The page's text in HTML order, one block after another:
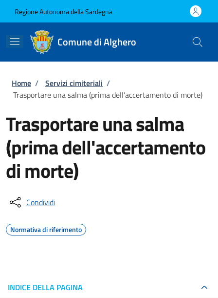
Regione Autonoma della Sardegna
Comune di Alghero
Briciole di pane
Home / Servizi cimiteriali /
Trasportare una salma (prima dell'accertamento di morte)
Trasportare una salma
(prima dell'accertamento
di morte)
Condividi
Normativa di riferimento
INDICE DELLA PAGINA